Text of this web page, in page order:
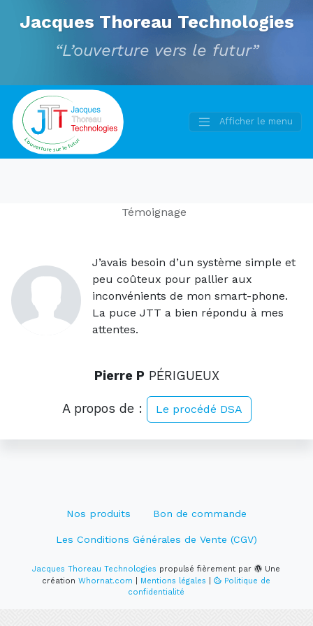
Jacques Thoreau Technologies
“L’ouverture vers le futur”
Main
Navigation
Afficher le menu
Témoignage
J’avais besoin d’un système simple et
peu coûteux pour pallier aux
inconvénients de mon smart-phone.
La puce JTT a bien répondu à mes
attentes.
Pierre P PÉRIGUEUX
A propos de : Le procédé DSA
Nos produits Bon de commande
Les Conditions Générales de Vente (CGV)
Jacques Thoreau Technologies propulsé fièrement par
Une
créationWhornat.com Mentions légales
Politique de
confidentialité